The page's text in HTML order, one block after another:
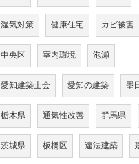
湿気対策 健康住宅 カビ被害
中央区 室内環境 泡瀬
愛知建築士会 愛知の建築 墨
栃木県 通気性改善 群馬県
茨城県 板橋区 違法建築